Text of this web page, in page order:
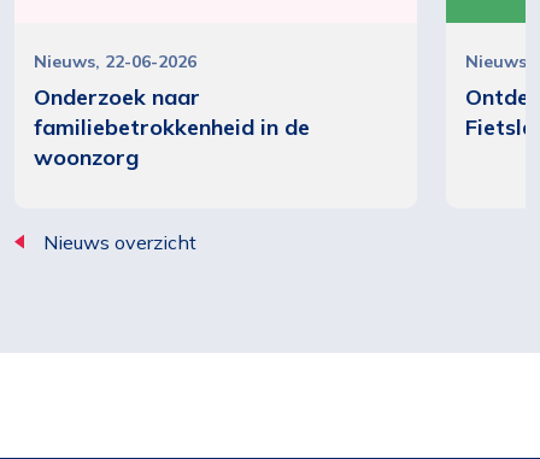
Onderzoek naar
familiebetrokkenheid in de
woonzorg
Nieuws 22-06-2026 Nieuws
Nieuws overzicht